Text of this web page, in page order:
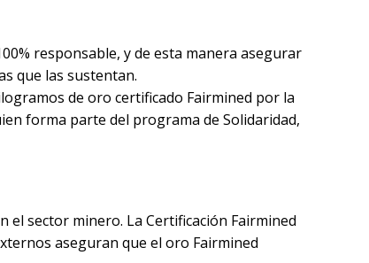
responsable, y de esta manera asegurar
que las sustentan.
de oro certificado Fairmined por la
forma parte del programa de Solidaridad,
sector minero. La Certificación Fairmined
aseguran que el oro Fairmined